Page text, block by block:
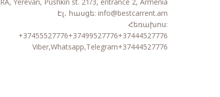
Էլ․ հասցե: info@bestcarrent.am
Հեռախոս:
+37455527776+37499527776+37444527776
Viber,Whatsapp,Telegram+37444527776